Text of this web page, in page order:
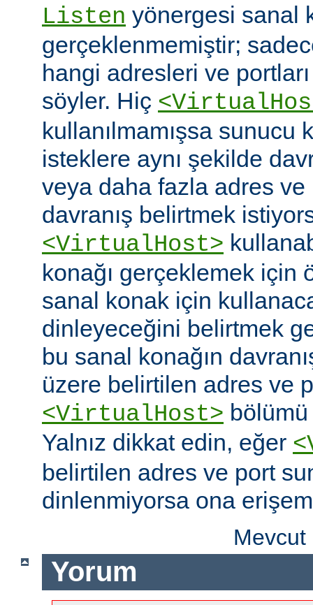
Listen yönergesi sanal
gerçeklenmemiştir;
hangi adresleri ve
söyler. Hiç
kullanılmamışsa sunucu
isteklere aynı şekilde
veya daha fazla adres ve
davranış belirtmek
<VirtualHost>
konağı gerçeklemek için
sanal konak için
dinleyeceğini belirtmek
bu sanal konağın
üzere belirtilen adres ve
<VirtualHost> bölümü
Yalnız dikkat edin, eğer
belirtilen adres ve port
dinlenmiyorsa ona
Yorum